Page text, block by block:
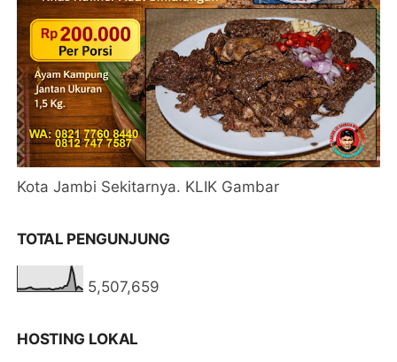
Kota Jambi Sekitarnya. KLIK Gambar
TOTAL PENGUNJUNG
5,507,659
HOSTING LOKAL